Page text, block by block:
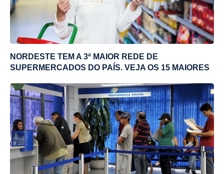
NORDESTE TEM A 3ª MAIOR REDE DE
SUPERMERCADOS DO PAÍS. VEJA OS 15 MAIORES